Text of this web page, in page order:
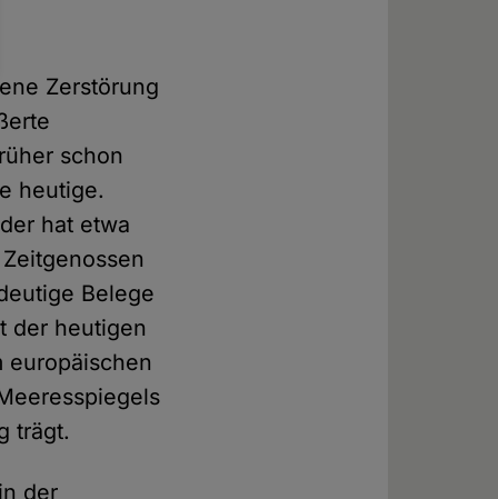
Zerstörung
schon
heutige.
hat etwa
Belege
der heutigen
europäischen
trägt.
der